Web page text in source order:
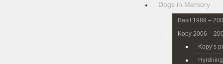
Dogs in Memory
Basil 1989 –
Kopy 2006 –
Kopy’s
Hyrdning